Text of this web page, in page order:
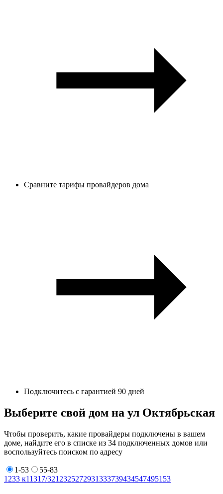
Сравните тарифы провайдеров дома
Подключитесь с гарантией 90 дней
Выберите свой дом на ул Октябрьская
Чтобы проверить, какие провайдеры подключены в вашем
доме, найдите его в списке из 34 подключенных домов или
воспользуйтесь поиском по адресу
1-53
55-83
1 233 к11317/321 23252729313337394345474951 53